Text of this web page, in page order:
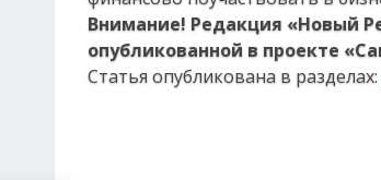
Внимание! Редакция «Новый
опубликованной в проекте
Статья опубликована в разделах: